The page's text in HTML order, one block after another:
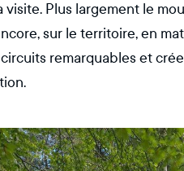
Plus largement le
sur le territoire, en
remarquables et